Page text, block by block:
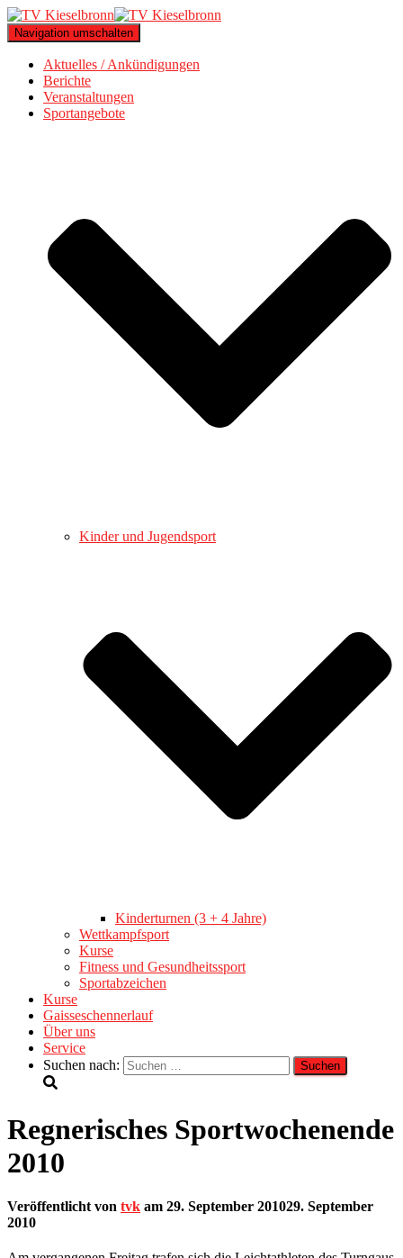
Navigation umschalten
Aktuelles / Ankündigungen
Berichte
Veranstaltungen
Sportangebote
Kinder und Jugendsport
Kinderturnen (3 + 4 Jahre)
Wettkampfsport
Kurse
Fitness und Gesundheitssport
Sportabzeichen
Kurse
Gaisseschennerlauf
Über uns
Service
Suchen nach:
Regnerisches Sportwochenende
2010
Veröffentlicht von tvk am 29. September 201029. September
2010